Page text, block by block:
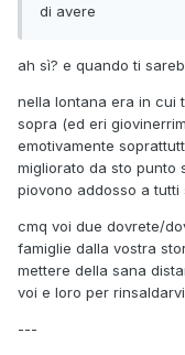
di avere
ah sì? e quando ti
nella lontana era in cui
sopra (ed eri
emotivamente
migliorato da sto punto
piovono addosso a
cmq voi due dovrete/
famiglie dalla vostra
mettere della sana
voi e loro per rinsaldarvi
---